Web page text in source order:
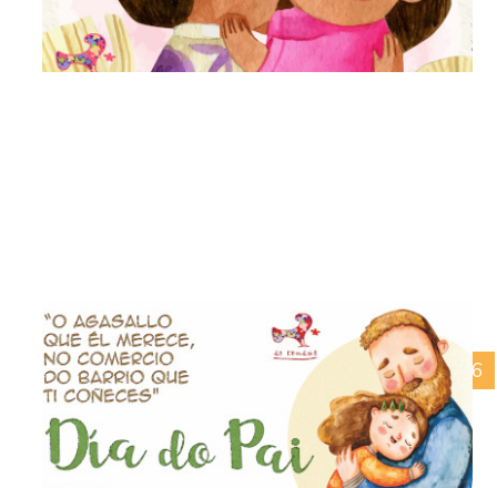
Día da Nai 2026
03/05/2026